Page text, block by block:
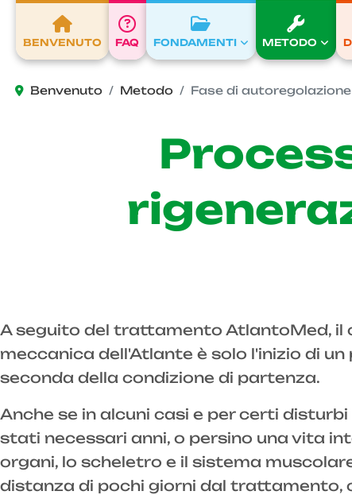
BENVENUTO FAQ FONDAMENTI METODO
Benvenuto Metodo Fase di
A seguito del trattamento AtlantoMed, il
meccanica dell'Atlante è solo l'inizio di
seconda della condizione di partenza.
Anche se in alcuni casi e per certi
stati necessari anni, o persino una vita
organi, lo scheletro e il sistema
distanza di pochi giorni dal trattamento,